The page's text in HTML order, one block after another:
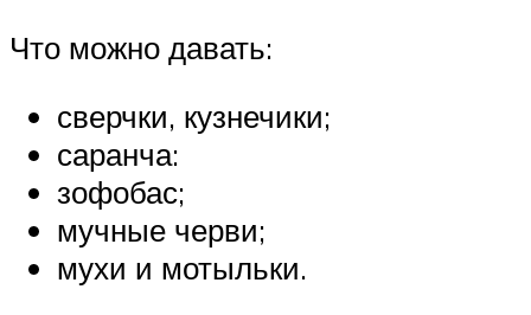
Что можно давать:
сверчки, кузнечики;
саранча:
зофобас;
мучные черви;
мухи и мотыльки.